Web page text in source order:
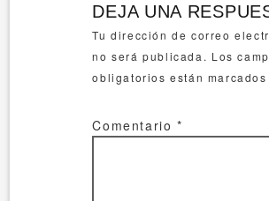
DEJA UNA
Tu dirección de correo
no será publicada. Los
obligatorios están marcados
Comentario*